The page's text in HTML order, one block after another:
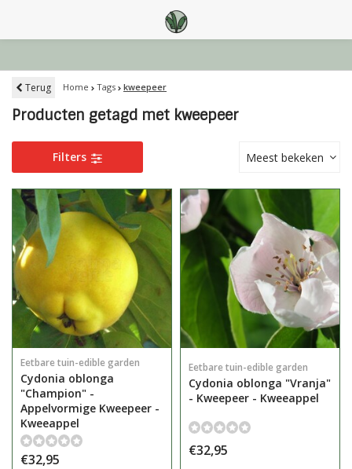
Terug Home Tags kweepeer
Producten getagd met kweepeer
Filters Meest bekeken
Eetbare tuin-edible garden
Cydonia oblonga
"Champion" -
Appelvormige Kweepeer -
Kweeappel
€32,95
Eetbare tuin-edible garden
Cydonia oblonga "Vranja"
- Kweepeer - Kweeappel
€32,95